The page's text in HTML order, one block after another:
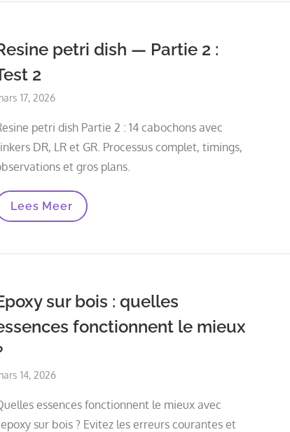
Débutantspetri dish — Partie 2 :
2
17, 2026
petri dish Partie 2 : 14 cabochons avec
DR, LR et GR. Processus complet, timings,
et gros plans.
Resine
Partie
2
Lees Meer
sur bois : quelles
fonctionnent le mieux
14, 2026
essences fonctionnent le mieux avec
sur bois ? Evitez les erreurs courantes et